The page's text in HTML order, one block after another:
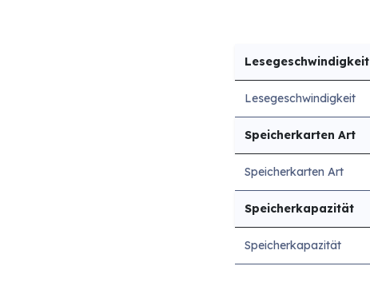
Lesegeschwindigkeit
Lesegeschwindigkeit
Speicherkarten Art
Speicherkarten Art
Speicherkapazität
Speicherkapazität